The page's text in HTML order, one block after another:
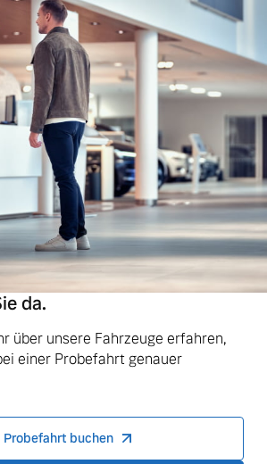
da.
über unsere Fahrzeuge erfahren,
einer Probefahrt genauer
Probefahrt buchen